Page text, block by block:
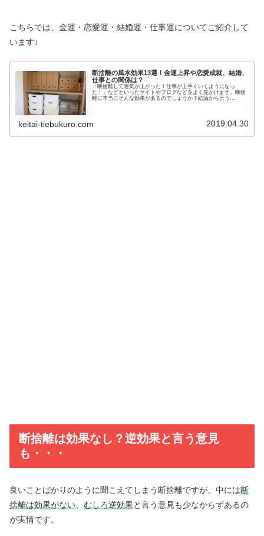
こちらでは、金運・恋愛運・結婚運・仕事運についてご紹介して
います↓
断捨離の風水効果13選！金運上昇や恋愛成就、結婚、
仕事との関係は？
「断捨離して運気が上がった！仕事が上手くいくようになっ
た！」などといったサイトやブログなどをよく見かけます。断捨
離に本当にそんな効果があるのでしょうか？結論から言う
keitai-tiebukuro.com 2019.04.30
断捨離は効果なし？逆効果と言う意見
も・・・
良いことばかりのように聞こえてしまう断捨離ですが、中には断
捨離は効果がない、 むしろ逆効果と言う意見も少なからずあるの
が実情です。